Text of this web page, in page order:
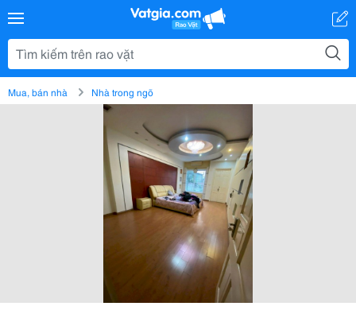
Mua, bán nhà Nhà trong ngõ